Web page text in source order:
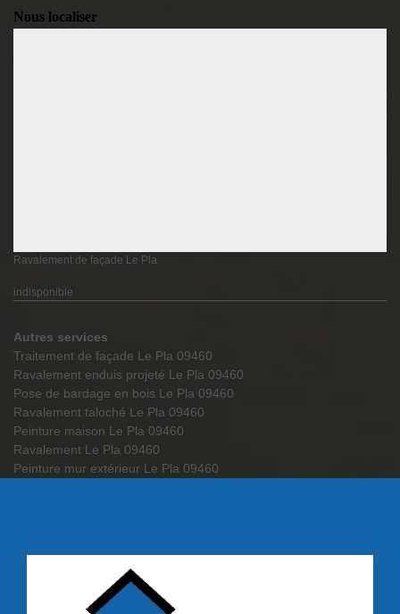
Nous localiser
Ravalement de façade Le Pla
indisponible
Autres services
Traitement de façade Le Pla 09460
Ravalement enduis projeté Le Pla 09460
Pose de bardage en bois Le Pla 09460
Ravalement taloché Le Pla 09460
Peinture maison Le Pla 09460
Ravalement Le Pla 09460
Peinture mur extérieur Le Pla 09460